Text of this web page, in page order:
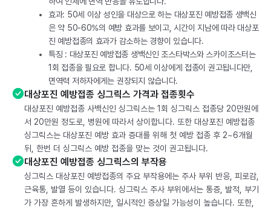
효과: 50세 이상 성인을 대상으로 하는 대상포진 예방접종 생백신
은 약 50-60%의 예방 효과를 보이고, 시간이 지남에 따라 대상포
진 예방접종의 효과가 감소하는 경향이 있습니다.
특징 : 대상포진 예방접종 생백신인 조스타박스와 스카이조스터는
1회 접종을 필요로 합니다. 50세 이상에게 접종이 권고됩니다만,
면역력 저하자에게는 권장되지 않습니다.
대상포진 예방접종 싱그릭스 가격과 접종횟수
대상포진 예방접종 사백신인 싱그릭스는 1회 싱그릭스 접종당 20만원에
서 20만원 정도로, 병원에 따라서 상이합니다. 또한 대상포진 예방접종
싱그릭스는 대상포진 예방 효과 증대를 위해 첫 예방 접종 후 2~6개월
뒤, 한번 더 싱그릭스 예방 접종을 맞는 것이 권고됩니다.
대상포진 예방접종 싱그릭스의 부작용
싱그릭스 대상포진 예방접종의 주요 부작용에는 주사 부위 반응, 피로감,
근육통, 발열 등이 있습니다. 싱그릭스 주사 부위에서는 통증, 발적, 부기
가 가장 흔하게 발생하지만, 일시적인 증상일 가능성이 높습니다. 또한,